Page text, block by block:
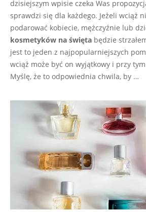
dzisiejszym wpisie czeka Was
sprawdzi się dla każdego. Jeżeli wciąż
podarować kobiecie, mężczyźnie lub
kosmetyków na święta będzie
jest to jeden z najpopularniejszych
wciąż może być on wyjątkowy i przy
Myślę, że to odpowiednia chwila, by …